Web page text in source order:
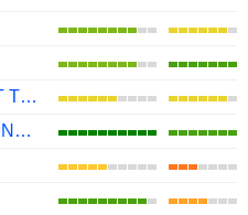
MOON ENVIRONMENT TECHNOLOGY CO.,LTD.
GUANGDONG SHENLING ENVIRONMENTAL SYSTEMS CO., LTD.